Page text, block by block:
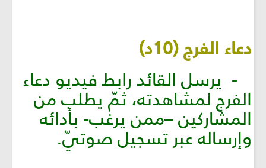
دعاء الفرج (10د)
- يرسل القائد رابط فيديو دعاء
الفرج لمشاهدته، ثمّ يطلب من
المشاركين –ممن يرغب- بأدائه
وإرساله عبر تسجيل صوتيّ.